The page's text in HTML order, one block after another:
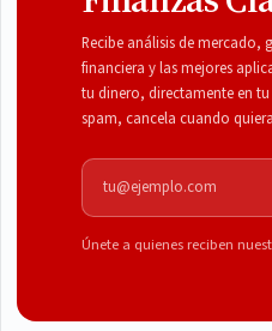
Recibe análisis de mercado,
financiera y las mejores
tu dinero, directamente en
spam, cancela cuando
Correo electrónico
Únete a quienes reciben